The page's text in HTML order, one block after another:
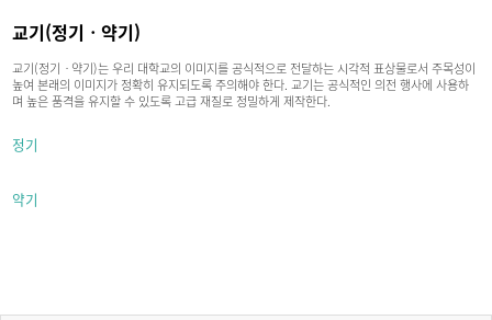
교기(정기ㆍ약기)
교기(정기ㆍ약기)는 우리 대학교의 이미지를 공식적으로 전달하는 시각적 표상물로서 주목성이
높여 본래의 이미지가 정확히 유지되도록 주의해야 한다. 교기는 공식적인 의전 행사에 사용하
며 높은 품격을 유지할 수 있도록 고급 재질로 정밀하게 제작한다.
정기
약기